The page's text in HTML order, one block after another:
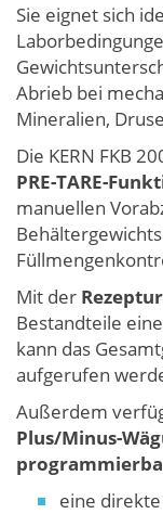
Sie eignet sich
Abrieb bei
Mineralien,
Die KERN FKB
PRE-TARE-
manuellen
Mit der
Bestandteile
kann das
aufgerufen
Außerdem
Plus/Minus-
eine